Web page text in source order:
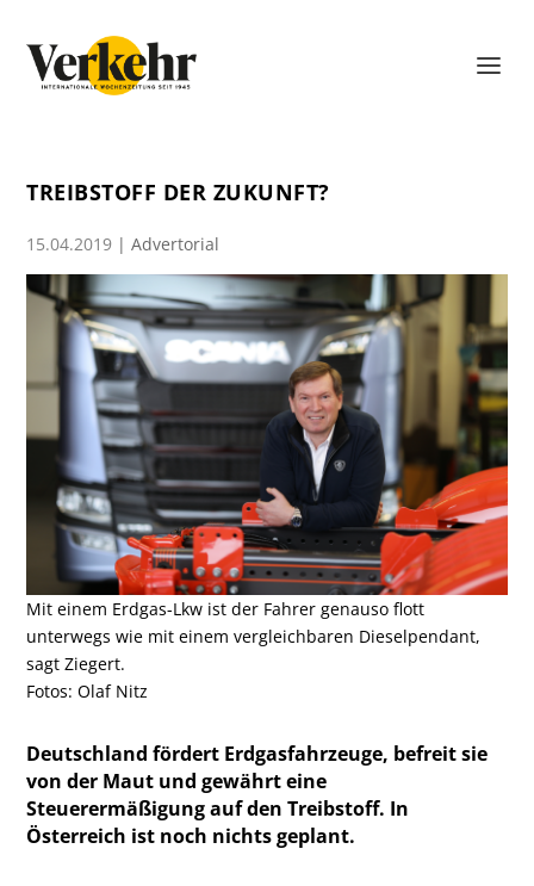
TREIBSTOFF DER ZUKUNFT?
15.04.2019 |Advertorial
Mit einem Erdgas-Lkw ist der Fahrer genauso flott
unterwegs wie mit einem vergleichbaren Dieselpendant,
sagt Ziegert.
Fotos: Olaf Nitz
Deutschland fördert Erdgasfahrzeuge, befreit sie
von der Maut und gewährt eine
Steuerermäßigung auf den Treibstoff. In
Österreich ist noch nichts geplant.